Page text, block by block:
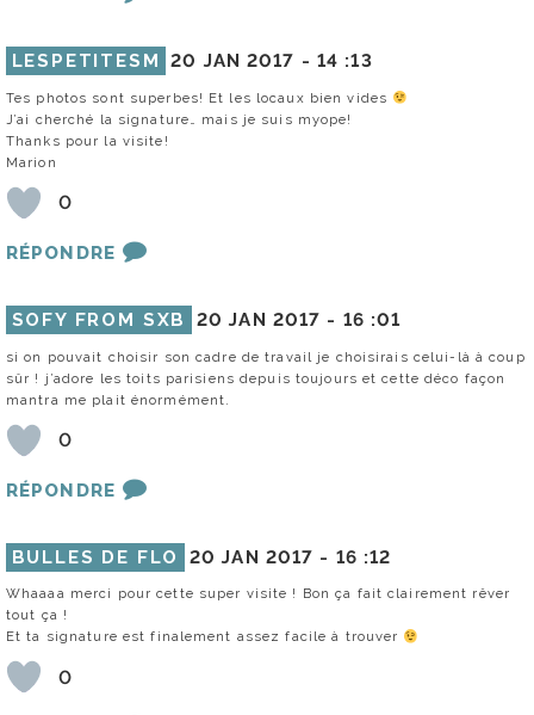
LESPETITESM 20 JAN 2017 - 14 :13
Tes photos sont superbes! Et les locaux bien vides
J’ai cherché la signature… mais je suis myope!
Thanks pour la visite!
Marion
0
RÉPONDRE
SOFY FROM SXB 20 JAN 2017 - 16 :01
si on pouvait choisir son cadre de travail je choisirais celui-là à coup
sûr ! j’adore les toits parisiens depuis toujours et cette déco façon
mantra me plait énormément.
0
RÉPONDRE
BULLES DE FLO 20 JAN 2017 - 16 :12
Whaaaa merci pour cette super visite ! Bon ça fait clairement rêver
tout ça !
Et ta signature est finalement assez facile à trouver
0